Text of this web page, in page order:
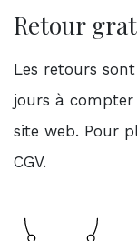
Retour
Les retours
jours à
site web. Pour
CGV.